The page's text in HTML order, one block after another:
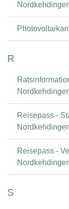
R
Reisepass -
Reisepass -
S